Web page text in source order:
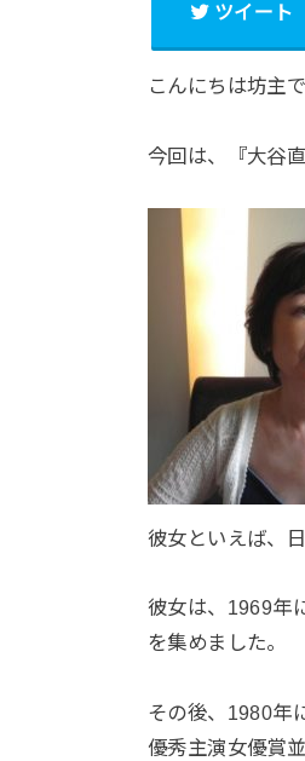
ツイート
こんにちは坊主
今回は、『大谷
彼女といえば、
彼女は、1969年
を集めました。
その後、1980年
優秀主演女優賞